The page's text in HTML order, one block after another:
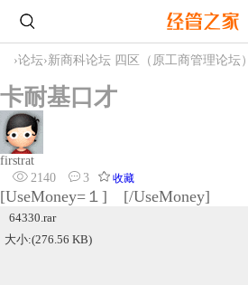
›论坛›新商科论坛 四区（原工商管理论坛）
卡耐基口才
firstrat
2140
3 收藏
[UseMoney=１] [/UseMoney]
64330.rar
大小:(276.56 KB)